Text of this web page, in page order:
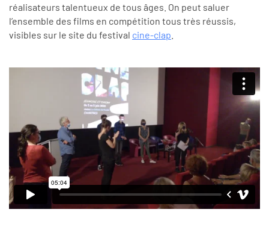
réalisateurs talentueux de tous âges. On peut saluer
l’ensemble des films en compétition tous très réussis,
visibles sur le site du festival cine-clap